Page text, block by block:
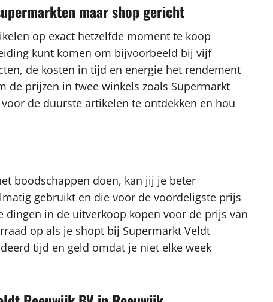
maar shop gericht
op exact hetzelfde moment te koop
kunt komen om bijvoorbeeld bij vijf
de kosten in tijd en energie het rendement
de prijzen in twee winkels zoals Supermarkt
de duurste artikelen te ontdekken en hou
boodschappen doen, kan jij je beter
gebruikt en die voor de voordeligste prijs
in de uitverkoop kopen voor de prijs van
op als je shopt bij Supermarkt Veldt
tijd en geld omdat je niet elke week